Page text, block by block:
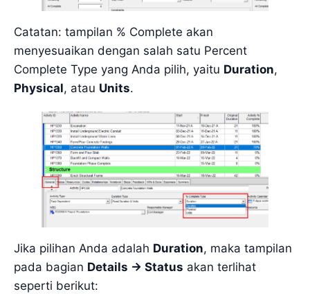
Catatan: tampilan % Complete akan
menyesuaikan dengan salah satu Percent
Complete Type yang Anda pilih, yaitu Duration,
Physical, atau Units.
Jika pilihan Anda adalah Duration, maka tampilan
pada bagian Details -> Status akan terlihat
seperti berikut: